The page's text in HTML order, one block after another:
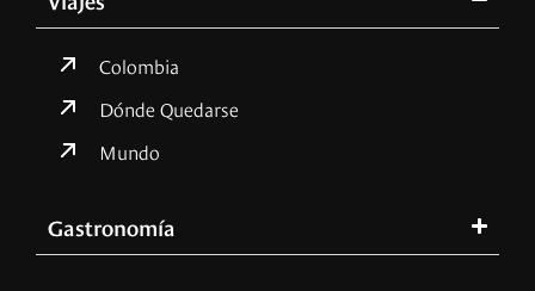
Colombia
Dónde Quedarse
Mundo
Gastronomía